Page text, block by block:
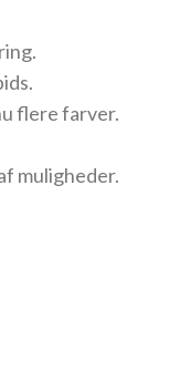
flere farver.
muligheder.